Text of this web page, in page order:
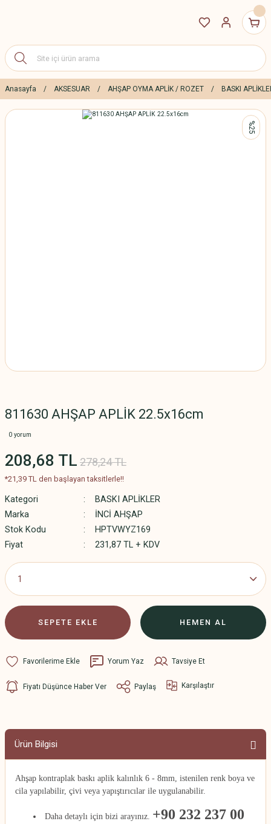
Anasayfa AKSESUAR AHŞAP OYMA APLİK / ROZET BASKI
%25
811630 AHŞAP APLİK 22.5x16cm
0 yorum
208,68 TL 278,24 TL
*21,39 TL den başlayan taksitlerle!!
Kategori
BASKI APLİKLER
Marka
İNCİ AHŞAP
Stok Kodu
HPTVWYZ169
Fiyat
231,87 TL + KDV
SEPETE EKLE HEMEN AL
Yorum Yaz Tavsiye Et
Fiyatı Düşünce Haber Ver Paylaş Karşılaştır
Ürün Bilgisi
Ahşap kontraplak baskı aplik kalınlık 6 - 8mm, istenilen renk boya ve
cila yapılabilir, çivi veya yapıştırıcılar ile uygulanabilir.
Daha detaylı için bizi arayınız. +90 232 237 00